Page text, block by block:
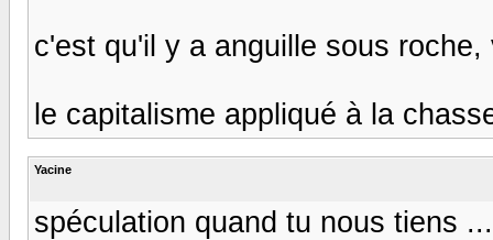
c'est qu'il y a anguille sous
le capitalisme appliqué à la
Yacine
spéculation quand tu nous tiens